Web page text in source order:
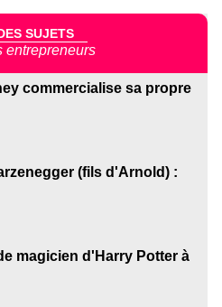
SUJETS
entrepreneurs
commercialise sa propre
(fils d'Arnold) :
magicien d'Harry Potter à